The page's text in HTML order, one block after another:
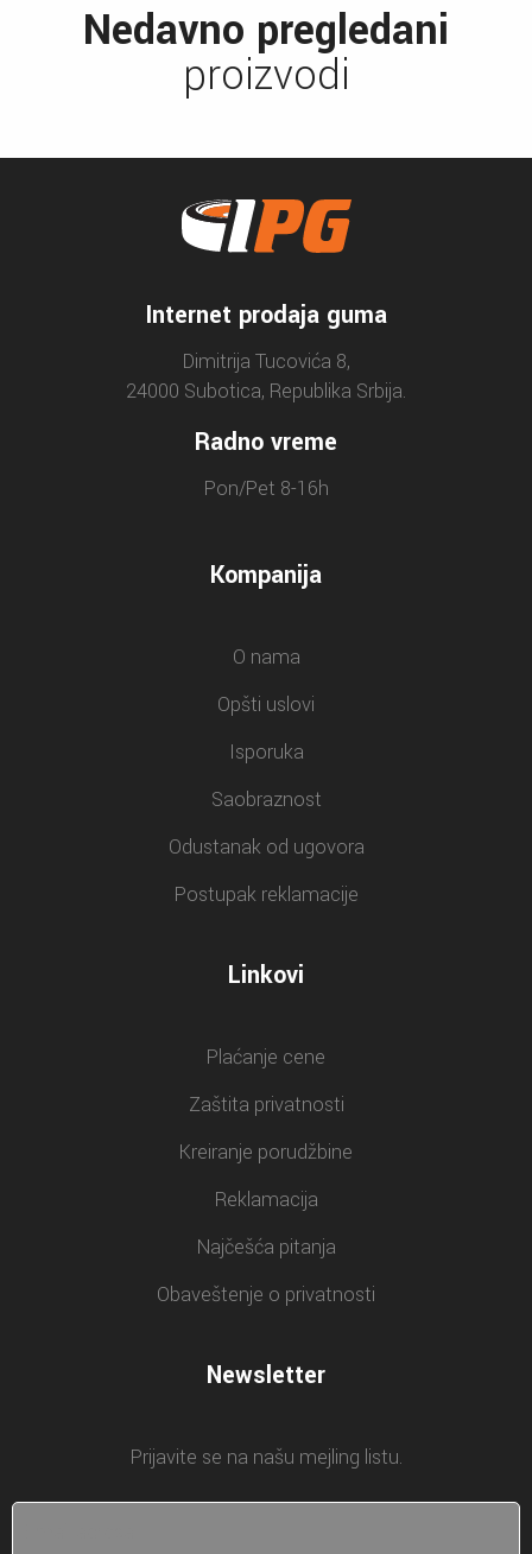
Nedavno pregledani
proizvodi
Internet prodaja guma
Dimitrija Tucovića 8,
24000 Subotica, Republika Srbija.
Radno vreme
Pon/Pet 8-16h
Kompanija
O nama
Opšti uslovi
Isporuka
Saobraznost
Odustanak od ugovora
Postupak reklamacije
Linkovi
Plaćanje cene
Zaštita privatnosti
Kreiranje porudžbine
Reklamacija
Najčešća pitanja
Obaveštenje o privatnosti
Newsletter
Prijavite se na našu mejling listu.